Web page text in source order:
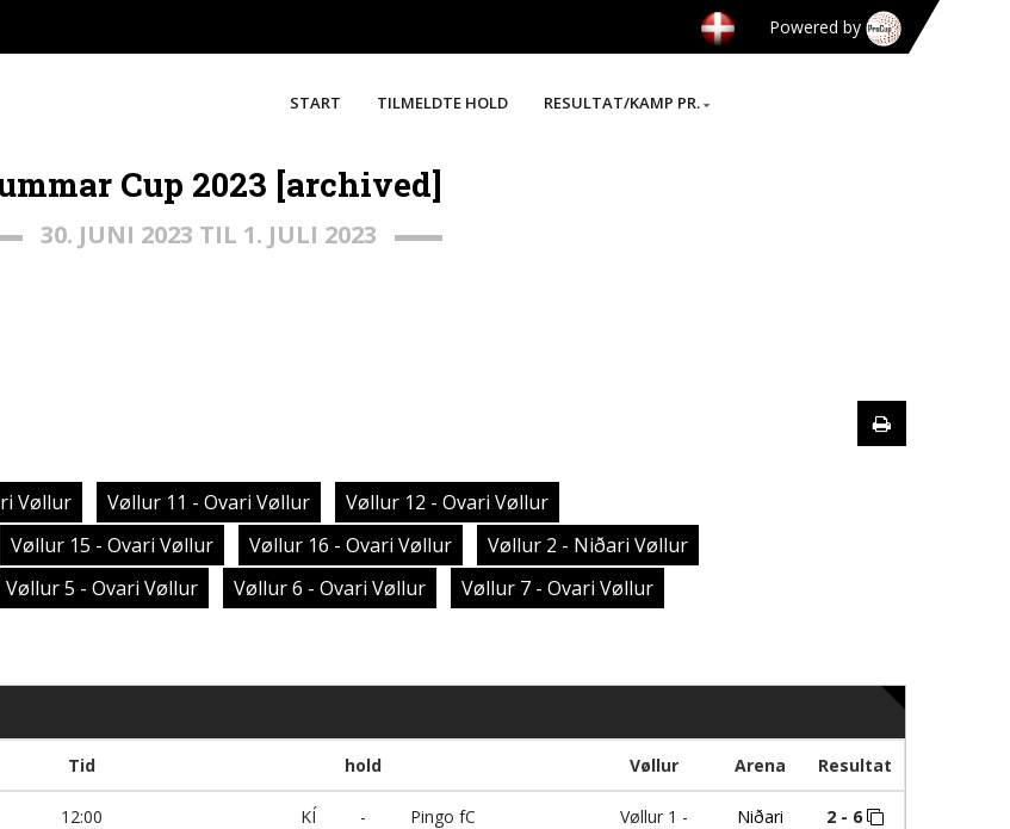
Powered by
START TILMELDTE HOLD RESULTAT/KAMP PR.
Cup 2023 [archived]
30. JUNI 2023 TIL 1. JULI 2023
Vøllur Vøllur 11 - Ovari Vøllur
Vøllur 12 - Ovari Vøllur
Vøllur 15 - Ovari Vøllur Vøllur 16 - Ovari Vøllur
Vøllur 2 - Niðari Vøllur
Vøllur 5 - Ovari Vøllur Vøllur 6 - Ovari Vøllur
Vøllur 7 - Ovari Vøllur
Tid hold Vøllur Arena Resultat
12:00 KÍ - Pingo fC
Vøllur 1 -
Niðari
2 - 6